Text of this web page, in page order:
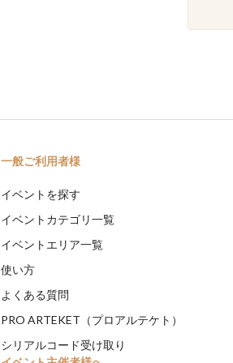
一般ご利用者様
イベントを探す
イベントカテゴリ一覧
イベントエリア一覧
使い方
よくある質問
PRO ARTEKET（プロアルテケト）
シリアルコード受け取り